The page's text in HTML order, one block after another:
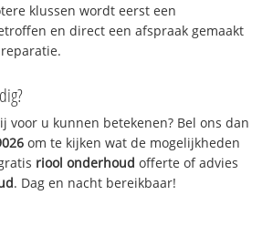
klussen wordt eerst een
en direct een afspraak gemaakt
voor u kunnen betekenen? Bel ons dan
om te kijken wat de mogelijkheden
riool onderhoud offerte of advies
. Dag en nacht bereikbaar!